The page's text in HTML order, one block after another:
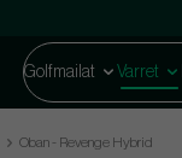
Golfmailat Varret
Oban - Revenge Hybrid